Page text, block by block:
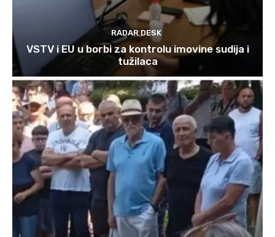
RADAR DESK
VSTV i EU u borbi za kontrolu imovine sudija i
tužilaca